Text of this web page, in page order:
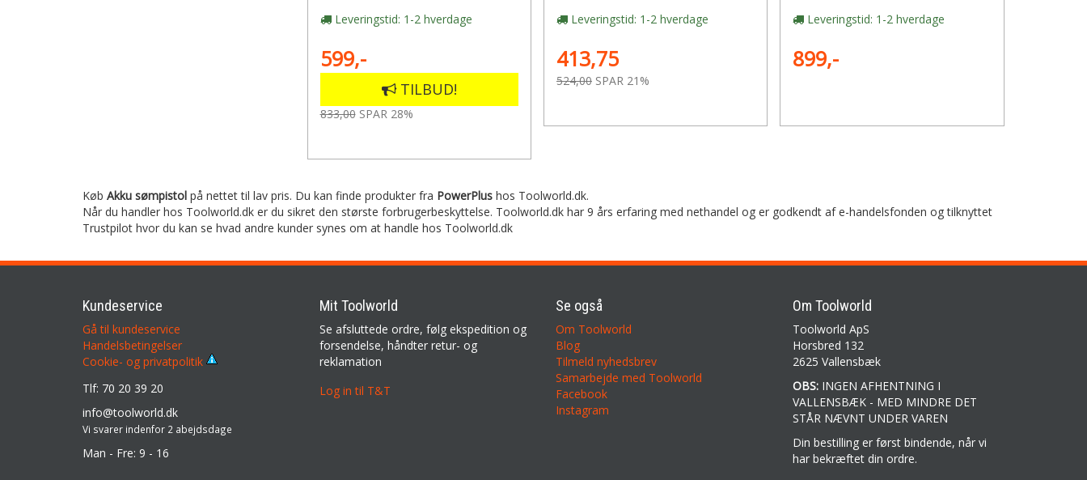
Leveringstid: 1-2 hverdage
599,-
TILBUD!
833,00 SPAR 28%
Leveringstid: 1-2 hverdage
413,75
524,00 SPAR 21%
Leveringstid: 1-2 hverdage
899,-
Køb Akku sømpistol på nettet til lav pris. Du kan finde produkter fra PowerPlus hos Toolworld.dk.
Når du handler hos Toolworld.dk er du sikret den største forbrugerbeskyttelse. Toolworld.dk har 9 års erfaring med nethandel og er godkendt af e-handelsfonden og tilknyttet
Trustpilot hvor du kan se hvad andre kunder synes om at handle hos Toolworld.dk
Kundeservice
Gå til kundeservice
Handelsbetingelser
Cookie- og privatpolitik
Tlf: 70 20 39 20
info@toolworld.dk
Vi svarer indenfor 2 abejdsdage
Man - Fre: 9 - 16
Mit Toolworld
Se afsluttede ordre, følg ekspedition og
forsendelse, håndter retur- og
reklamation
Log in til T&T
Se også
Om Toolworld
Blog
Tilmeld nyhedsbrev
Samarbejde med Toolworld
Facebook
Instagram
Om Toolworld
Toolworld ApS
Horsbred 132
2625 Vallensbæk
OBS:INGEN AFHENTNING I
VALLENSBÆK - MED MINDRE DET
STÅR NÆVNT UNDER VAREN
Din bestilling er først bindende, når vi
har bekræftet din ordre.